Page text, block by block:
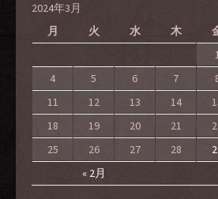
2024年3月
月
火 水 木
« 2月
4
5 6 7
11
12 13 14
18
19 20 21
25
26 27 28